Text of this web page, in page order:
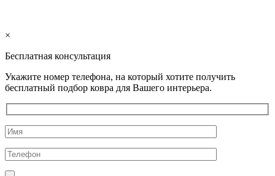
×
Бесплатная консультация
Укажите номер телефона, на который хотите получить
бесплатный подбор ковра для Вашего интерьера.